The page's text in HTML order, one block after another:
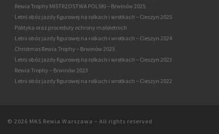
Rewia Trophy MISTRZOSTWA POLSKI – Brwinów 2025
Letni obóz jazdy figurowej na rolkach i wrotkach – Cieszyn 2025
Polityka oraz procedury ochrony małoletnich
Letni obóz jazdy figurowej na rolkach i wrotkach – Cieszyn 2024
Christmas Rewia Trophy – Brwinów 2023
Letni obóz jazdy figurowej na rolkach i wrotkach – Cieszyn 2023
Rewia Trophy – Brwinów 2023
Letni obóz jazdy figurowej na rolkach i wrotkach – Cieszyn 2022
© 2026 MKS Rewia Warszawa – All rights reserved